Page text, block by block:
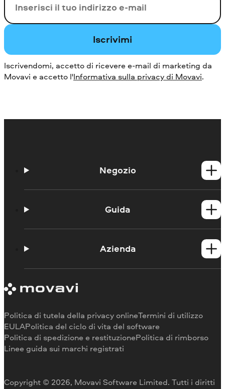
La tua e-mail
Iscrivimi
Iscrivendomi, accetto di ricevere e-mail di marketing da
Movavi e accetto l'Informativa sulla privacy di Movavi.
Negozio
Prodotti per Mac
Guida
Portale didattico
Limitazioni della versione di prova
Rimborso
Azienda
Testimonianze
Perché scegliere noi
Per il lavoro
Copyright © 2026, Movavi Software Limited. Tutti i diritti
Politica di tutela della privacy onlineTermini di utilizzo
EULAPolitica del ciclo di vita del software
Politica di spedizione e restituzionePolitica di rimborso
Linee guida sui marchi registrati